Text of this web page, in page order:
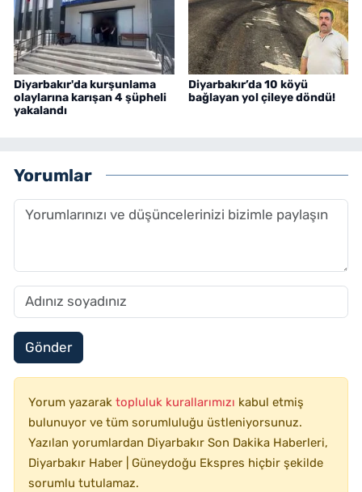
Diyarbakır'da kurşunlama
olaylarına karışan 4 şüpheli
yakalandı
Diyarbakır’da 10 köyü
bağlayan yol çileye döndü!
Yorumlar
Gönder
Yorum yazarak topluluk kurallarımızı kabul etmiş
bulunuyor ve tüm sorumluluğu üstleniyorsunuz.
Yazılan yorumlardan Diyarbakır Son Dakika Haberleri,
Diyarbakır Haber | Güneydoğu Ekspres hiçbir şekilde
sorumlu tutulamaz.